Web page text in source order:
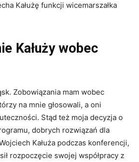
Kałużę funkcji wicemarszałka
Kałuży wobec
Zobowiązania mam wobec
na mnie głosowali, a oni
Stąd też moja decyzja o
dobrych rozwiązań dla
Kałuża podczas konferencji,
rozpoczęcie swojej współpracy z